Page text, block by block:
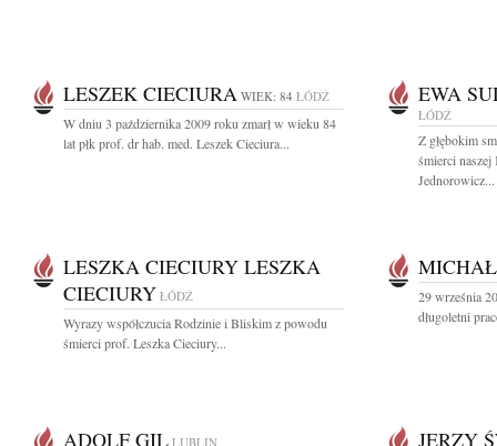
LESZEK CIECIURA WIEK: 84 ŁÓDŹ
W dniu 3 października 2009 roku zmarł w wieku 84
lat płk prof. dr hab. med. Leszek Cieciura...
EWA
ŁÓDŹ
Z głębokim
śmierci
Jednorowicz...
LESZKA CIECIURY LESZKA
CIECIURY ŁÓDŹ
Wyrazy współczucia Rodzinie i Bliskim z powodu
śmierci prof. Leszka Cieciury...
29 września
długoletni
ADOLF GIL LUBLIN JERZY